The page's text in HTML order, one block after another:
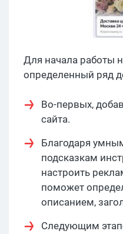
Для начала работы
определенный ряд
Во-первых,
сайта.
Благодаря
подсказкам
настроить
поможет
описанием,
Следующим